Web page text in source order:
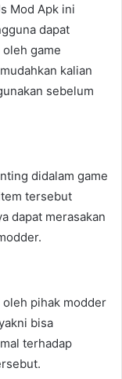
Mod Apk ini
dapat
game
kalian
sebelum
didalam game
tersebut
dapat merasakan
pihak modder
bisa
terhadap